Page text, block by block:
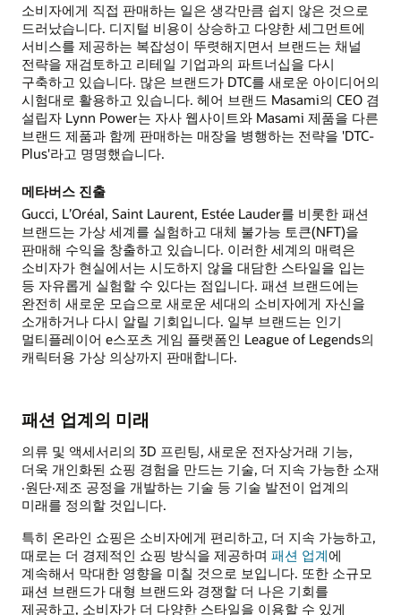
소비자에게 직접 판매하는 일은 생각만큼 쉽지 않은 것으로
드러났습니다. 디지털 비용이 상승하고 다양한 세그먼트에
서비스를 제공하는 복잡성이 뚜렷해지면서 브랜드는 채널
전략을 재검토하고 리테일 기업과의 파트너십을 다시
구축하고 있습니다. 많은 브랜드가 DTC를 새로운 아이디어의
시험대로 활용하고 있습니다. 헤어 브랜드 Masami의 CEO 겸
설립자 Lynn Power는 자사 웹사이트와 Masami 제품을 다른
브랜드 제품과 함께 판매하는 매장을 병행하는 전략을 'DTC-
Plus'라고 명명했습니다.
메타버스 진출
Gucci, L’Oréal, Saint Laurent, Estée Lauder를 비롯한 패션
브랜드는 가상 세계를 실험하고 대체 불가능 토큰(NFT)을
판매해 수익을 창출하고 있습니다. 이러한 세계의 매력은
소비자가 현실에서는 시도하지 않을 대담한 스타일을 입는
등 자유롭게 실험할 수 있다는 점입니다. 패션 브랜드에는
완전히 새로운 모습으로 새로운 세대의 소비자에게 자신을
소개하거나 다시 알릴 기회입니다. 일부 브랜드는 인기
멀티플레이어 e스포츠 게임 플랫폼인 League of Legends의
캐릭터용 가상 의상까지 판매합니다.
패션 업계의 미래
의류 및 액세서리의 3D 프린팅, 새로운 전자상거래 기능,
더욱 개인화된 쇼핑 경험을 만드는 기술, 더 지속 가능한 소재
·원단·제조 공정을 개발하는 기술 등 기술 발전이 업계의
미래를 정의할 것입니다.
특히 온라인 쇼핑은 소비자에게 편리하고, 더 지속 가능하고,
때로는 더 경제적인 쇼핑 방식을 제공하며 패션 업계에
계속해서 막대한 영향을 미칠 것으로 보입니다. 또한 소규모
패션 브랜드가 대형 브랜드와 경쟁할 더 나은 기회를
제공하고, 소비자가 더 다양한 스타일을 이용할 수 있게